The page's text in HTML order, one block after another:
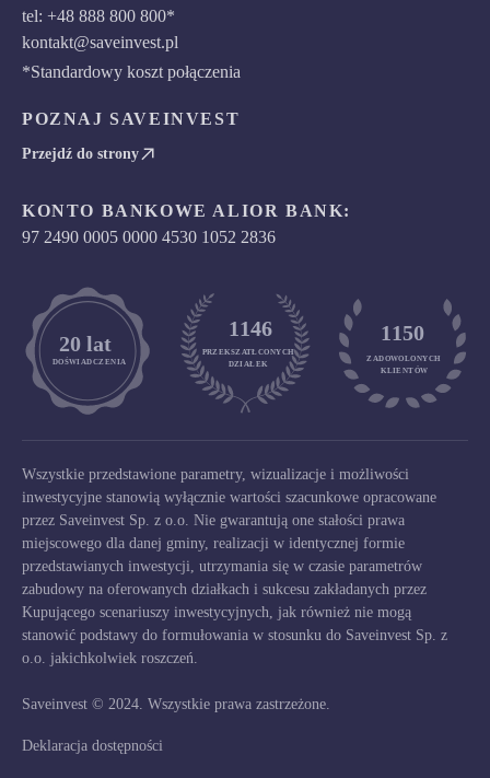
tel: +48 888 800 800*
kontakt@saveinvest.pl
*Standardowy koszt połączenia
POZNAJ SAVEINVEST
Przejdź do strony
KONTO BANKOWE ALIOR BANK:
97 2490 0005 0000 4530 1052 2836
DOŚWIADCZENIA
	20 lat
1146
PRZEKSZATŁCONYCH
DZIAŁEK
1150
ZADOWOLONYCH
KLIENTÓW
Wszystkie przedstawione parametry, wizualizacje i możliwości
inwestycyjne stanowią wyłącznie wartości szacunkowe opracowane
przez Saveinvest Sp. z o.o. Nie gwarantują one stałości prawa
miejscowego dla danej gminy, realizacji w identycznej formie
przedstawianych inwestycji, utrzymania się w czasie parametrów
zabudowy na oferowanych działkach i sukcesu zakładanych przez
Kupującego scenariuszy inwestycyjnych, jak również nie mogą
stanowić podstawy do formułowania w stosunku do Saveinvest Sp. z
o.o. jakichkolwiek roszczeń.
Saveinvest © 2024. Wszystkie prawa zastrzeżone.
Deklaracja dostępności